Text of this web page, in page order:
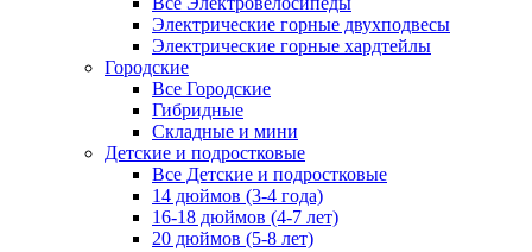
Электрические горные двухподвесы
Электрические горные хардтейлы
Городские
Все Городские
Гибридные
Складные и мини
Детские и подростковые
Все Детские и подростковые
14 дюймов (3-4 года)
16-18 дюймов (4-7 лет)
20 дюймов (5-8 лет)